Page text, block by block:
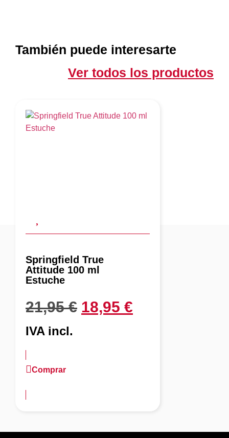
También puede interesarte
Ver todos los productos
Springfield True
Attitude 100 ml
Estuche
21,95€ 18,95 €
IVA incl.
Comprar